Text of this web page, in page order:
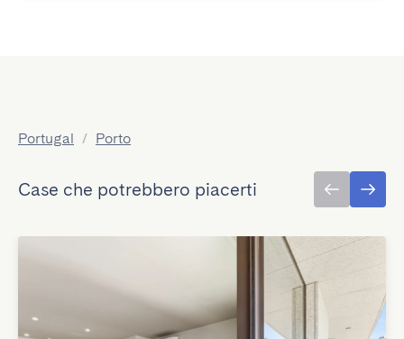
Portugal / Porto
Case che potrebbero piacerti